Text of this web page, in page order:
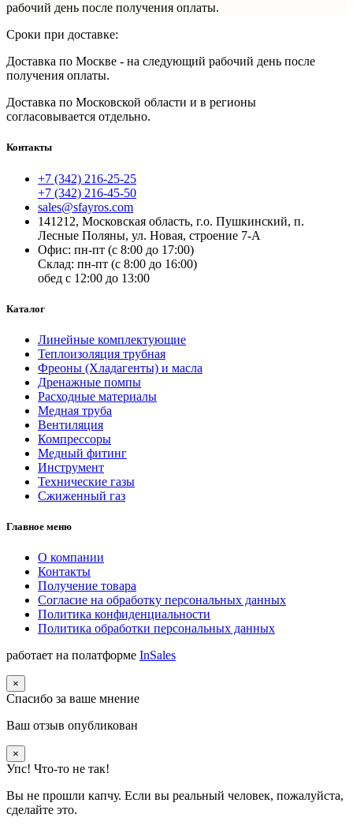
рабочий день после получения оплаты.
Сроки при доставке:
Доставка по Москве - на следующий рабочий день после
получения оплаты.
Доставка по Московской области и в регионы
согласовывается отдельно.
Контакты
+7 (342) 216-25-25
+7 (342) 216-45-50
sales@sfayros.com
141212, Московская область, г.о. Пушкинский, п.
Лесные Поляны, ул. Новая, строение 7-А
Офис: пн-пт (с 8:00 до 17:00)
Склад: пн-пт (с 8:00 до 16:00)
обед с 12:00 до 13:00
Каталог
Линейные комплектующие
Теплоизоляция трубная
Фреоны (Хладагенты) и масла
Дренажные помпы
Расходные материалы
Медная труба
Вентиляция
Компрессоры
Медный фитинг
Инструмент
Технические газы
Сжиженный газ
Главное меню
О компании
Контакты
Получение товара
Согласие на обработку персональных данных
Политика конфиденциальности
Политика обработки персональных данных
работает на полатформе InSales
×
Спасибо за ваше мнение
Ваш отзыв опубликован
×
Упс! Что-то не так!
Вы не прошли капчу. Если вы реальный человек, пожалуйста,
сделайте это.